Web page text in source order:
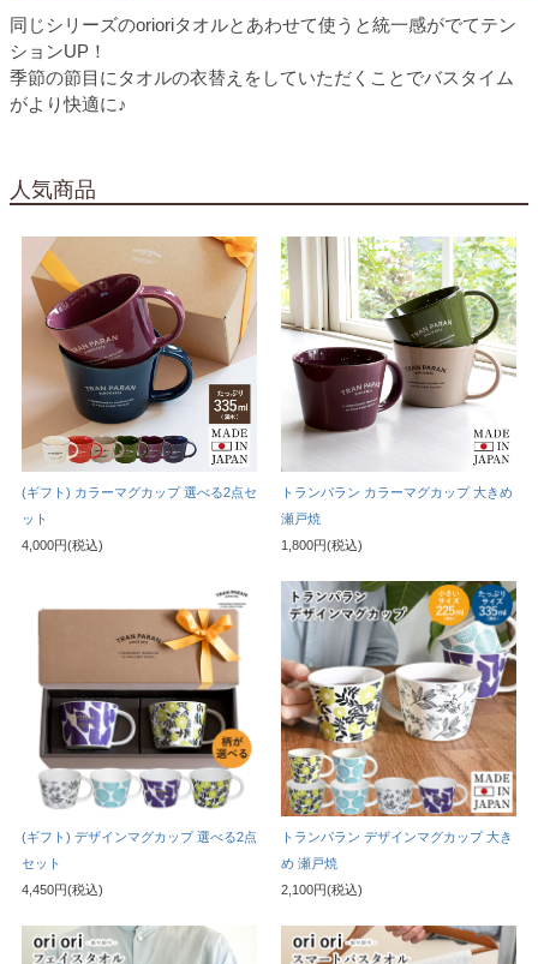
同じシリーズのorioriタオルとあわせて使うと統一感がでてテン
ションUP！
季節の節目にタオルの衣替えをしていただくことでバスタイム
がより快適に♪
人気商品
(ギフト) カラーマグカップ 選べる2点セ
ット
4,000円(税込)
トランパラン カラーマグカップ 大きめ
瀬戸焼
1,800円(税込)
(ギフト) デザインマグカップ 選べる2点
セット
4,450円(税込)
トランパラン デザインマグカップ 大き
め 瀬戸焼
2,100円(税込)